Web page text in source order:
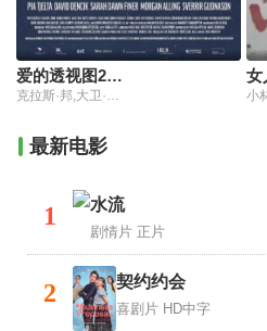
爱的透视图2022
最新电影
1 水流
剧情片 正片
2 契约约会
喜剧片 HD中字